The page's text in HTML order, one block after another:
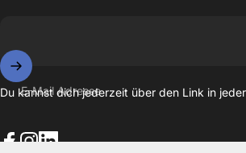
E-Mail Adresse
Du kannst dich jederzeit über den Link in